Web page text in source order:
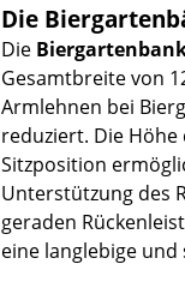
Die
Die
Gesamtbreite von
Armlehnen bei
reduziert. Die Höhe
Sitzposition
Unterstützung des
geraden
eine langlebige und